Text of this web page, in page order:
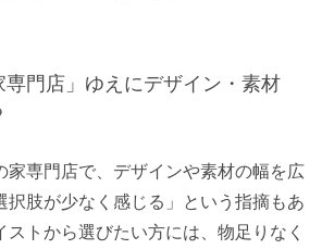
門店」ゆえにデザイン・素材
家専門店で、デザインや素材の幅を広
択肢が少なく感じる」という指摘もあ
ストから選びたい方には、物足りなく